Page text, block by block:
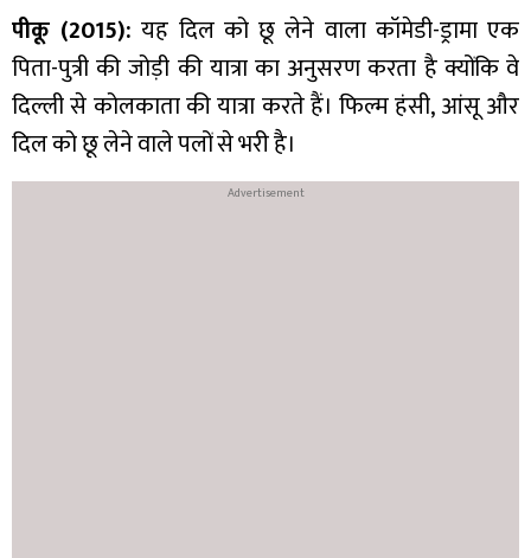
पीकू (2015): यह दिल को छू लेने वाला कॉमेडी-ड्रामा एक
पिता-पुत्री की जोड़ी की यात्रा का अनुसरण करता है क्योंकि वे
दिल्ली से कोलकाता की यात्रा करते हैं। फिल्म हंसी, आंसू और
दिल को छू लेने वाले पलों से भरी है।